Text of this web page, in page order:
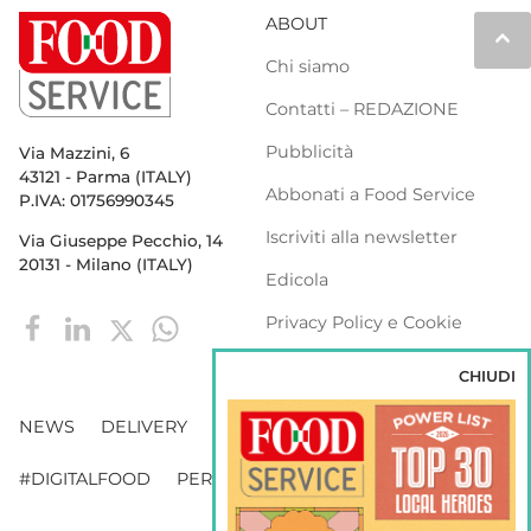
keyboard_arrow_up
Via Mazzini, 6
43121 - Parma (ITALY)
P.IVA: 01756990345
Via Giuseppe Pecchio, 14
20131 - Milano (ITALY)
ABOUT
Chi siamo
Contatti – REDAZIONE
Pubblicità
Abbonati a Food Service
Iscriviti alla newsletter
Edicola
Privacy Policy e Cookie
NEWS DELIVERY DISTRIBUZIONE
#DIGITALFOOD PERSONE WEBINAR VENDING
CHIUDI